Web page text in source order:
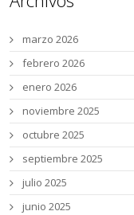
marzo 2026
febrero 2026
enero 2026
noviembre 2025
octubre 2025
septiembre 2025
julio 2025
junio 2025